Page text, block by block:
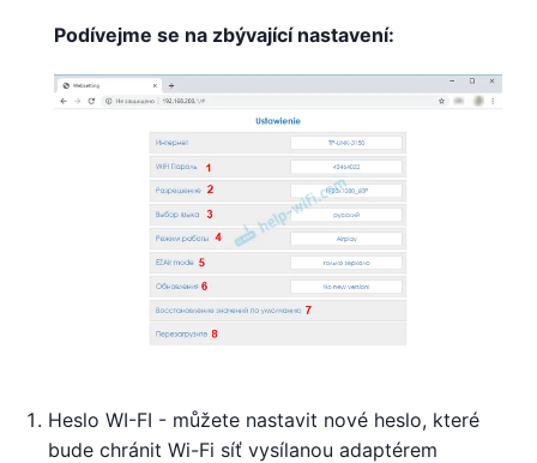
Podívejme se na zbývající nastavení:
Heslo WI-FI - můžete nastavit nové heslo, které
bude chránit Wi-Fi síť vysílanou adaptérem